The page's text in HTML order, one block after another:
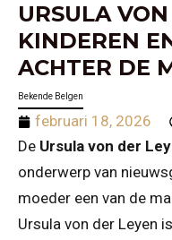
URSULA
KINDEREN
ACHTER DE
Bekende Belgen
februari 18, 2026
De Ursula von der
onderwerp van
moeder een van de
Ursula von der Leyen